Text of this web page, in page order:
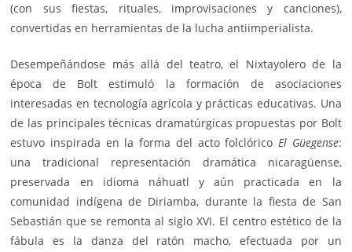
(con sus fiestas, rituales, improvisaciones y canciones),
convertidas en herramientas de la lucha antiimperialista.
Desempeñándose más allá del teatro, el Nixtayolero de la
época de Bolt estimuló la formación de asociaciones
interesadas en tecnología agrícola y prácticas educativas. Una
de las principales técnicas dramatúrgicas propuestas por Bolt
estuvo inspirada en la forma del acto folclórico El Güegense:
una tradicional representación dramática nicaragüense,
preservada en idioma náhuatl y aún practicada en la
comunidad indígena de Diriamba, durante la fiesta de San
Sebastián que se remonta al siglo XVI. El centro estético de la
fábula es la danza del ratón macho, efectuada por un